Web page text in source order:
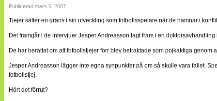
Bildreportage
Bloggar
Lagen
Webb-TV
Cuper
Till klubbkassan
NÄTverket
Om oss
Publicerad mars 5, 2007
Tjejer sätter en gräns i sin utveckling som fotbollsspelare när de hamnar i
Det framgår i de intervjuer Jesper Andreasson lagt fram i en
De har berättat om att fotbollstjejer förr blev betraktade som pojkaktiga
Jesper Andreasson lägger inte egna synpunkter på om så skulle vara fallet.
fotbollstjej.
Hört det förrut?